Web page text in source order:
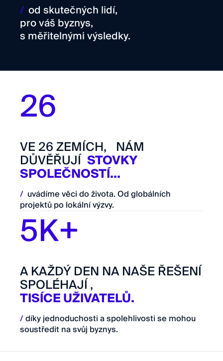
/od skutečných lidí,
pro váš byznys,
s měřitelnými výsledky.
26
VE 26 ZEMÍCH, NÁM
DŮVĚŘUJÍ STOVKY
SPOLEČNOSTÍ...
/ uvádíme věci do života. Od globálních
projektů po lokální výzvy.
5K+
A KAŽDÝ DEN NA NAŠE ŘEŠENÍ
SPOLÉHAJÍ ,
TISÍCE UŽIVATELŮ.
/díky jednoduchosti a spolehlivosti se mohou
soustředit na svůj byznys.